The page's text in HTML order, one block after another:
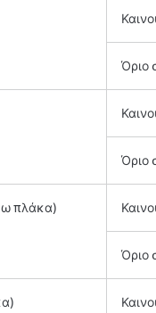
Όριο
Όριο
πλάκα)
Όριο